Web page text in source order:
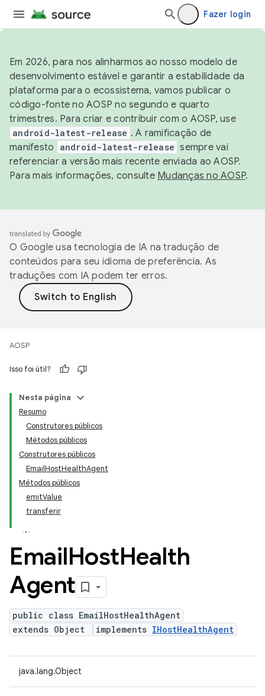
Fazer login
Em 2026, para nos alinharmos ao nosso modelo de
desenvolvimento estável e garantir a estabilidade da
plataforma para o ecossistema, vamos publicar o
código-fonte no AOSP no segundo e quarto
trimestres. Para criar e contribuir com o AOSP, use
android-latest-release . A ramificação de
manifesto
android-latest-release sempre vai
referenciar a versão mais recente enviada ao AOSP.
Para mais informações, consulte Mudanças no AOSP.
O Google usa tecnologia de IA na tradução de
conteúdos para seu idioma de preferência. As
traduções com IA podem ter erros.
AOSP
Isso foi útil?
Nesta página
Resumo
Construtores públicos
Métodos públicos
Construtores públicos
EmailHostHealthAgent
Métodos públicos
emitValue
transferir
EmailHostHealth
Agent
public class EmailHostHealthAgent
extends Object
implements IHostHealthAgent
java.lang.Object